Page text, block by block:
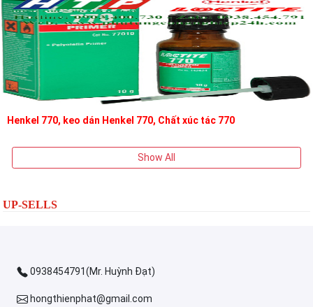
Henkel 770, keo dán Henkel 770, Chất xúc tác 770
Show All
UP-SELLS
0938454791(Mr. Huỳnh Đạt)
hongthienphat@gmail.com